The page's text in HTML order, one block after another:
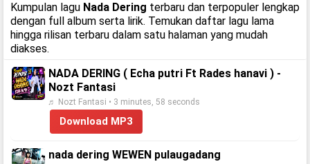
Kumpulan lagu Nada Dering terbaru dan terpopuler lengkap
dengan full album serta lirik. Temukan daftar lagu lama
hingga rilisan terbaru dalam satu halaman yang mudah
diakses.
NADA DERING ( Echa putri Ft Rades hanavi ) -
Nozt Fantasi
♬ Nozt Fantasi • 3 minutes, 58 seconds
Download MP3
nada dering WEWEN pulaugadang